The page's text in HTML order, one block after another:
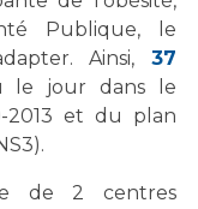
Publique, le
Ainsi, 37
jour dans le
2013 et du plan
de 2 centres